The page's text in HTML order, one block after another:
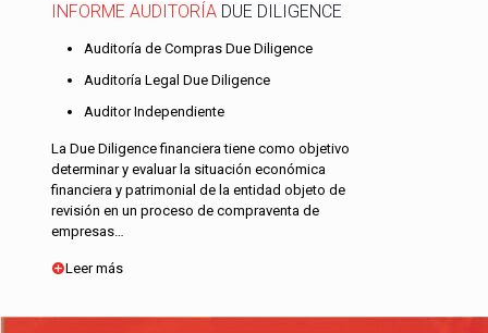
INFORME AUDITORÍA DUE DILIGENCE
Auditoría de Compras Due Diligence
Auditoría Legal Due Diligence
Auditor Independiente
La Due Diligence financiera tiene como objetivo
determinar y evaluar la situación económica
financiera y patrimonial de la entidad objeto de
revisión en un proceso de compraventa de
empresas…
Leer más